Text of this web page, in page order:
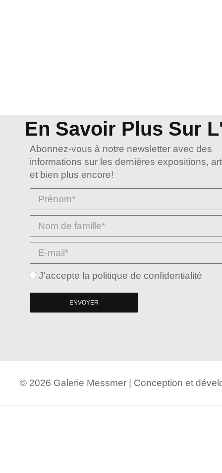
En Savoir Plus Sur
Abonnez-vous à notre newsletter avec des
informations sur les dernières expositions,
et bien plus encore!
J'accepte la politique de confidentialité
ENVOYER
© 2026 Galerie Messmer | Conception et